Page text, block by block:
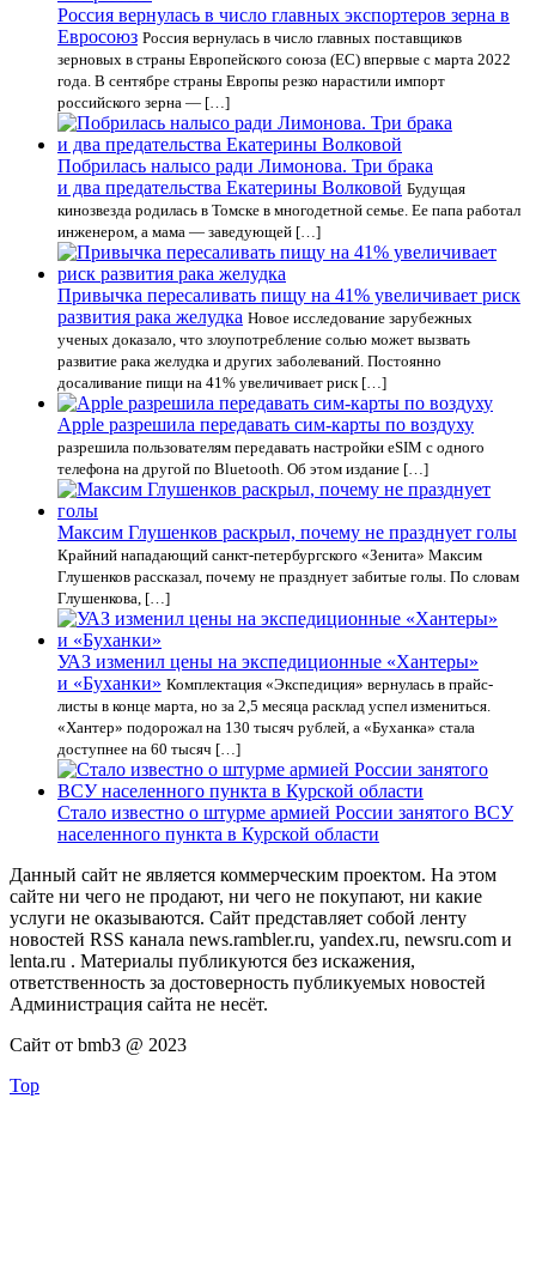
Россия вернулась в число главных экспортеров зерна в
Евросоюз Россия вернулась в число главных поставщиков
зерновых в страны Европейского союза (ЕС) впервые с марта 2022
года. В сентябре страны Европы резко нарастили импорт
российского зерна — […]
Побрилась налысо ради Лимонова. Три брака
и два предательства Екатерины Волковой Будущая
кинозвезда родилась в Томске в многодетной семье. Ее папа работал
инженером, а мама — заведующей […]
Привычка пересаливать пищу на 41% увеличивает риск
развития рака желудка Новое исследование зарубежных
ученых доказало, что злоупотребление солью может вызвать
развитие рака желудка и других заболеваний. Постоянно
досаливание пищи на 41% увеличивает риск […]
Apple разрешила передавать сим-карты по воздуху
разрешила пользователям передавать настройки eSIM с одного
телефона на другой по Bluetooth. Об этом издание […]
Максим Глушенков раскрыл, почему не празднует голы
Крайний нападающий санкт-петербургского «Зенита» Максим
Глушенков рассказал, почему не празднует забитые голы. По словам
Глушенкова, […]
УАЗ изменил цены на экспедиционные «Хантеры»
и «Буханки» Комплектация «Экспедиция» вернулась в прайс-
листы в конце марта, но за 2,5 месяца расклад успел измениться.
«Хантер» подорожал на 130 тысяч рублей, а «Буханка» стала
доступнее на 60 тысяч […]
Стало известно о штурме армией России занятого ВСУ
населенного пункта в Курской области
Данный сайт не является коммерческим проектом. На этом
сайте ни чего не продают, ни чего не покупают, ни какие
услуги не оказываются. Сайт представляет собой ленту
новостей RSS канала news.rambler.ru, yandex.ru, newsru.com и
lenta.ru . Материалы публикуются без искажения,
ответственность за достоверность публикуемых новостей
Администрация сайта не несёт.
Сайт от bmb3 @ 2023
Top